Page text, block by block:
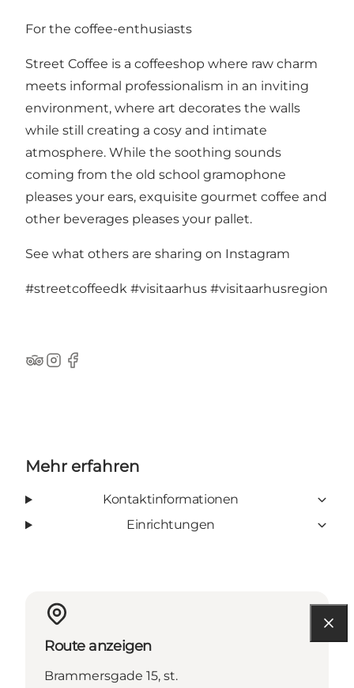
For the coffee-enthusiasts
Street Coffee is a coffeeshop where raw charm
meets informal professionalism in an inviting
environment, where art decorates the walls
while still creating a cosy and intimate
atmosphere. While the soothing sounds
coming from the old school gramophone
pleases your ears, exquisite gourmet coffee and
other beverages pleases your pallet.
See what others are sharing on Instagram
#streetcoffeedk #visitaarhus #visitaarhusregion
TripAdvisor
Instagram
Facebook
Mehr erfahren
Kontaktinformationen
Einrichtungen
Route anzeigen
Brammersgade 15, st.